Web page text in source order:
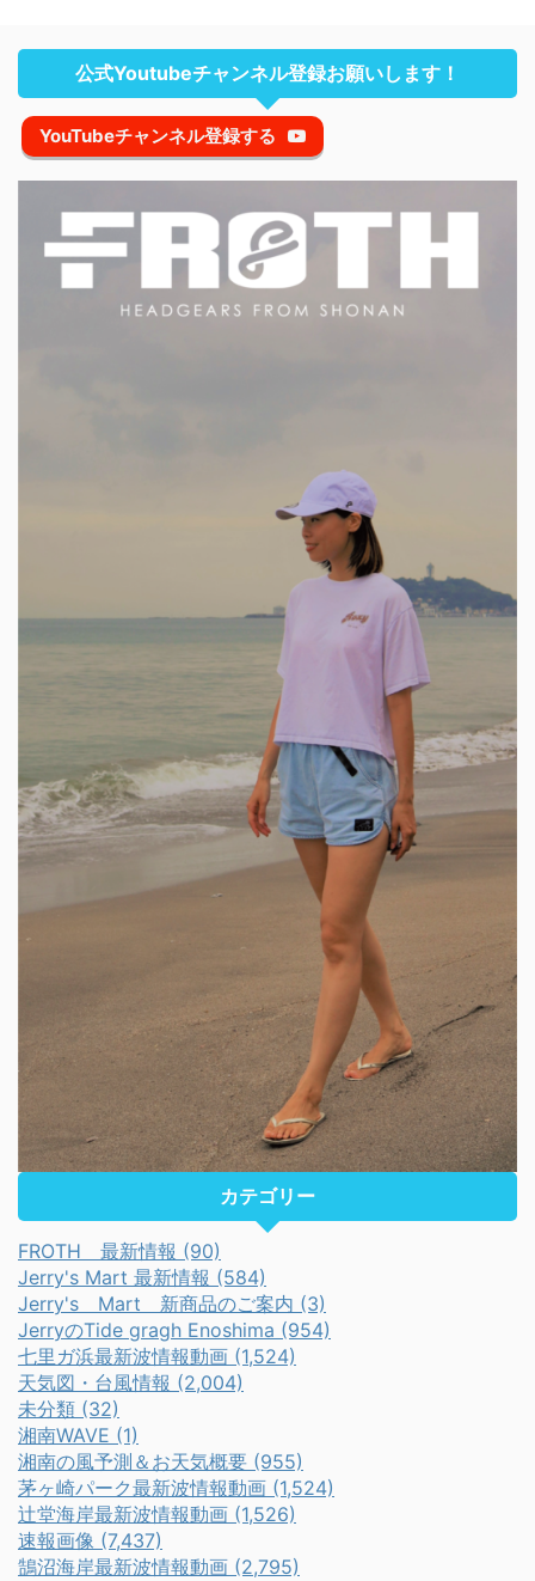
公式Youtubeチャンネル登録お願いします！
YouTubeチャンネル登録する
カテゴリー
FROTH 最新情報 (90)
Jerry's Mart 最新情報 (584)
Jerry's Mart 新商品のご案内 (3)
JerryのTide gragh Enoshima (954)
七里ガ浜最新波情報動画 (1,524)
天気図・台風情報 (2,004)
未分類 (32)
湘南WAVE (1)
湘南の風予測＆お天気概要 (955)
茅ヶ崎パーク最新波情報動画 (1,524)
辻堂海岸最新波情報動画 (1,526)
速報画像 (7,437)
鵠沼海岸最新波情報動画 (2,795)